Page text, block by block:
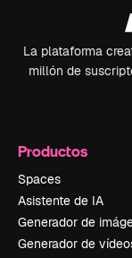
La plataforma
millón de
Productos
Spaces
Asistente de IA
Generador de
Generador de